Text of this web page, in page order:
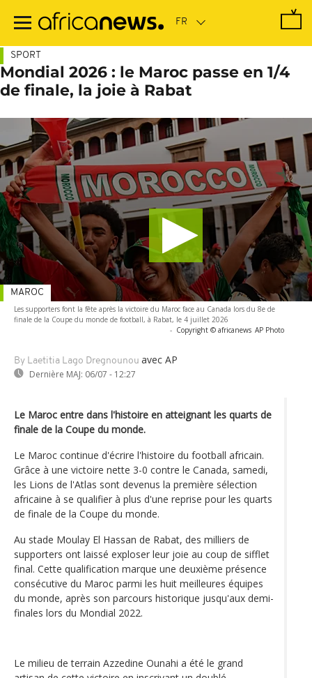
contenu
SPORT
Mondial 2026 : le Maroc passe en 1/4
de finale, la joie à Rabat
Les supporters font la fête après la victoire du Maroc face au Canada lors du 8e de
finale de la Coupe du monde de football, à Rabat, le 4 juillet 2026
- Copyright © africanews AP Photo
By Laetitia Lago Dregnounou avec AP
Dernière MAJ: 06/07 - 12:27
MAROC
Le Maroc entre dans l'histoire en atteignant les quarts de
finale de la Coupe du monde.
Le Maroc continue d'écrire l'histoire du football africain.
Grâce à une victoire nette 3-0 contre le Canada, samedi,
les Lions de l'Atlas sont devenus la première sélection
africaine à se qualifier à plus d'une reprise pour les quarts
de finale de la Coupe du monde.
Au stade Moulay El Hassan de Rabat, des milliers de
supporters ont laissé exploser leur joie au coup de sifflet
final. Cette qualification marque une deuxième présence
consécutive du Maroc parmi les huit meilleures équipes
du monde, après son parcours historique jusqu'aux demi-
finales lors du Mondial 2022.
Le milieu de terrain Azzedine Ounahi a été le grand